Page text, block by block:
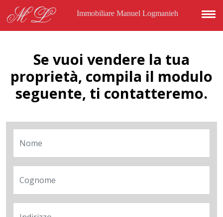
ML Immobiliare Manuel Logmanieh
Se vuoi vendere la tua
proprietà, compila il modulo
seguente, ti contatteremo.